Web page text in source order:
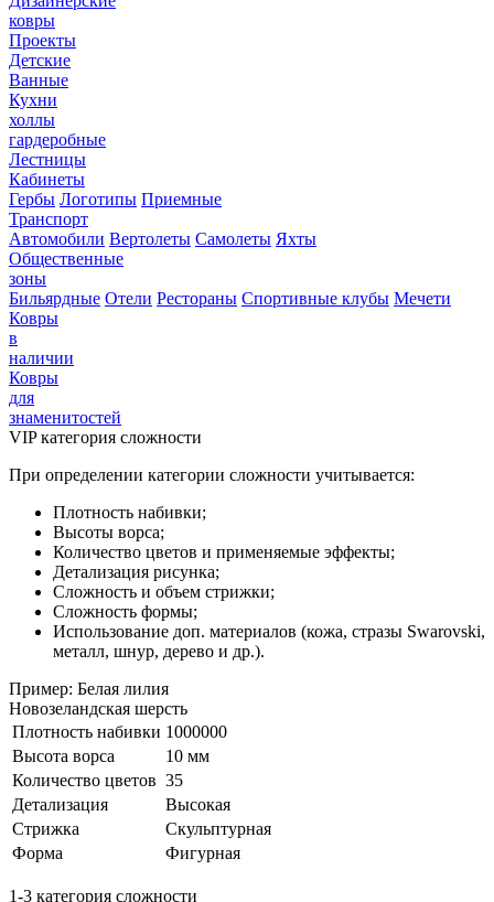
ковры
Проекты
Детские
Ванные
Кухни
холлы
гардеробные
Лестницы
Кабинеты
Гербы Логотипы Приемные
Транспорт
Автомобили Вертолеты Самолеты Яхты
Общественные
зоны
Бильярдные Отели Рестораны Спортивные клубы Мечети
Ковры
в
наличии
Ковры
для
знаменитостей
VIP категория сложности
При определении категории сложности учитывается:
Плотность набивки;
Высоты ворса;
Количество цветов и применяемые эффекты;
Детализация рисунка;
Сложность и объем стрижки;
Сложность формы;
Использование доп. материалов (кожа, стразы Swarovski,
металл, шнур, дерево и др.).
Пример: Белая лилия
Новозеландская шерсть
Плотность набивки 1000000
Высота ворса
10 мм
Количество цветов 35
Детализация
Высокая
Стрижка
Скульптурная
Форма
Фигурная
1-3 категория сложности